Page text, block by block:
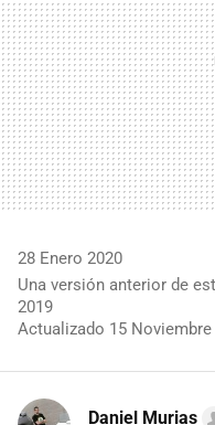
28 Enero 2020
Una versión anterior de
2019
Actualizado 15 Noviembre
Daniel Murias